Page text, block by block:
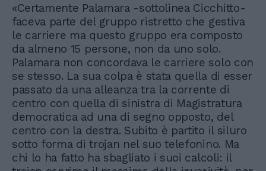
«Certamente Palamara -sottolinea Cicchitto-
faceva parte del gruppo ristretto che gestiva
le carriere ma questo gruppo era composto
da almeno 15 persone, non da uno solo.
Palamara non concordava le carriere solo con
se stesso. La sua colpa è stata quella di esser
passato da una alleanza tra la corrente di
centro con quella di sinistra di Magistratura
democratica ad una di segno opposto, del
centro con la destra. Subito è partito il siluro
sotto forma di trojan nel suo telefonino. Ma
chi lo ha fatto ha sbagliato i suoi calcoli: il